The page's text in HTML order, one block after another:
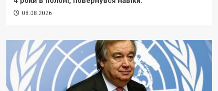
08.08.2026